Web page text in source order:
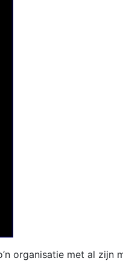
organisatie met al